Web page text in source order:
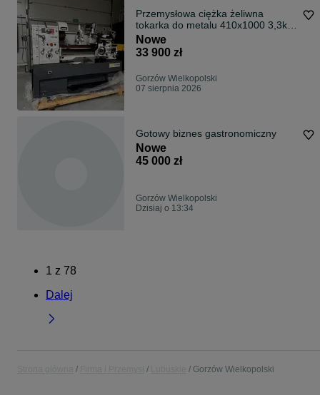
Przemysłowa ciężka żeliwna
tokarka do metalu 410x1000 3,3kW
z odczytem cyfrowym 3osiach
Nowe
33 900 zł
Gorzów Wielkopolski
07 sierpnia 2026
Gotowy biznes gastronomiczny
Nowe
45 000 zł
Gorzów Wielkopolski
Dzisiaj o 13:34
1 z 78
Dalej
Gorzów Wielkopolski